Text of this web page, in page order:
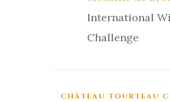
International
Challenge
CHÂTEAU TOURTEAU